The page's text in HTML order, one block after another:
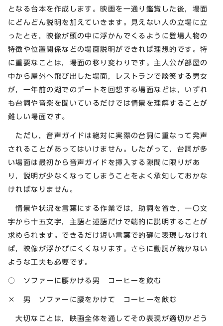
となる台本を作成します。映画を一通り鑑賞した後，場面
にどんどん説明を加えていきます。見えない人の立場に立
ったとき，映像が頭の中に浮かんでくるように登場人物の
特徴や位置関係などの場面説明ができれば理想的です。特
に重要なことは，場面の移り変わりです。主人公が部屋の
中から屋外へ飛び出した場面，レストランで談笑する男女
が，一年前の湖でのデートを回想する場面などは，いずれ
も台詞や音楽を聞いているだけでは情景を理解することが
難しい場面です。
ただし，音声ガイドは絶対に実際の台詞に重なって発声
されることがあってはいけません。したがって，台詞が多
い場面は最初から音声ガイドを挿入する隙間に限りがあ
り，説明が少なくなってしまうことをよく承知しておかな
ければなりません。
情景や状況を言葉にする作業では，助詞を省き，一〇文
字から十五文字，主語と述語だけで端的に説明することが
求められます。できるだけ短い言葉で的確に表現しなけれ
ば，映像が浮かびにくくなります。さらに動詞が続かない
ような工夫も必要です。
○ ソファーに腰かける男 コーヒーを飲む
× 男 ソファーに腰をかけて コーヒーを飲む
大切なことは，映画全体を通してその表現が適切かどう